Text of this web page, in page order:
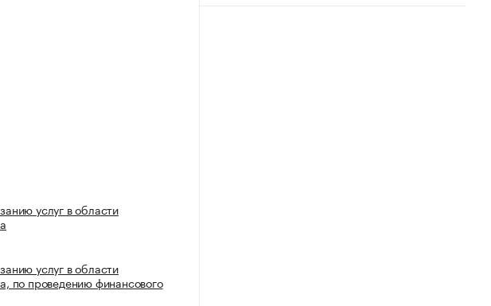
услуг в области
услуг в области
по проведению финансового